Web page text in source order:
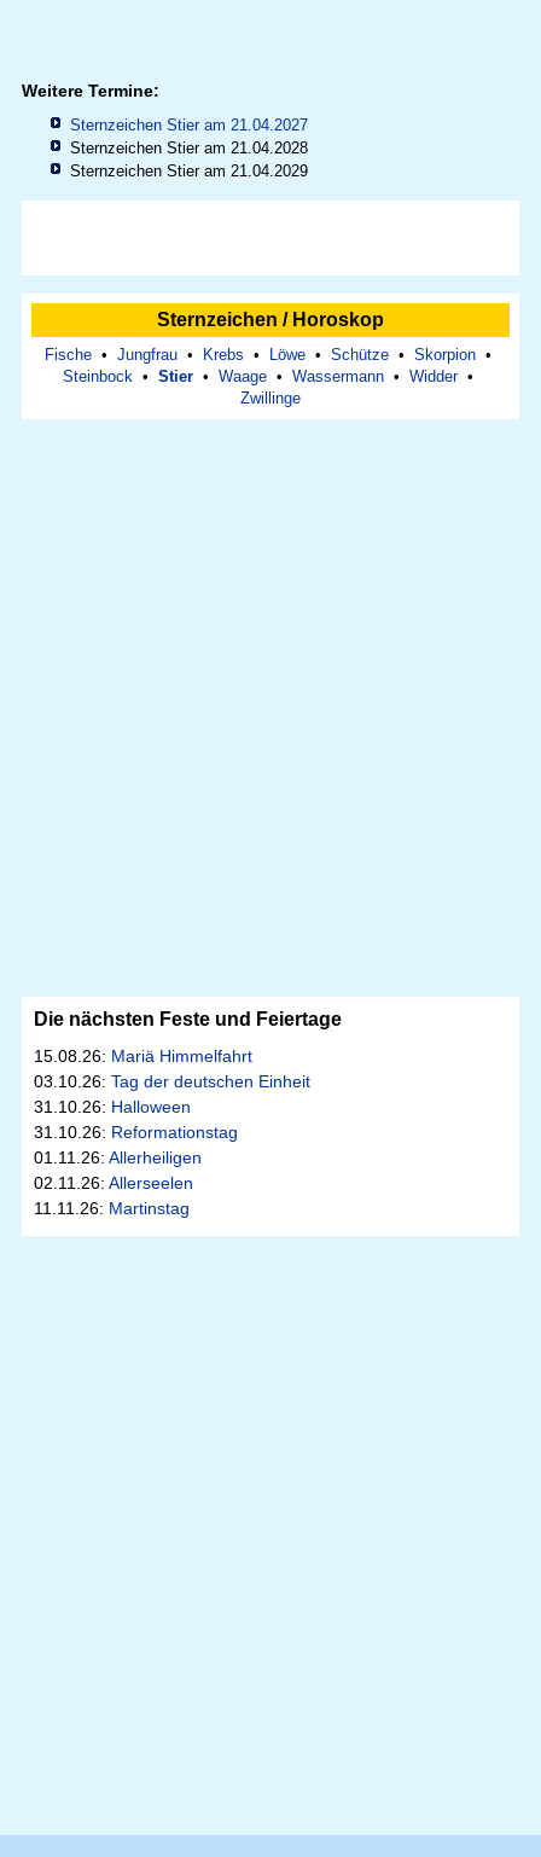
Weitere Termine:
Sternzeichen Stier am 21.04.2027
Sternzeichen Stier am 21.04.2028
Sternzeichen Stier am 21.04.2029
Sternzeichen / Horoskop
Fische • Jungfrau • Krebs • Löwe • Schütze • Skorpion •
Steinbock • Stier • Waage • Wassermann • Widder•
Zwillinge
Die nächsten Feste und Feiertage
15.08.26: Mariä Himmelfahrt
03.10.26: Tag der deutschen Einheit
31.10.26: Halloween
31.10.26: Reformationstag
01.11.26: Allerheiligen
02.11.26: Allerseelen
11.11.26: Martinstag